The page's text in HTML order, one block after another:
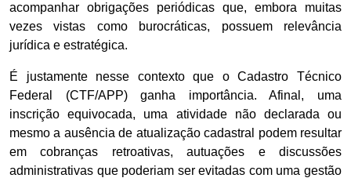
acompanhar obrigações periódicas que, embora muitas
vezes vistas como burocráticas, possuem relevância
jurídica e estratégica.
É justamente nesse contexto que o Cadastro Técnico
Federal (CTF/APP) ganha importância. Afinal, uma
inscrição equivocada, uma atividade não declarada ou
mesmo a ausência de atualização cadastral podem resultar
em cobranças retroativas, autuações e discussões
administrativas que poderiam ser evitadas com uma gestão